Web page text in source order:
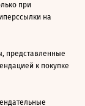
при
на
представленные
к покупке